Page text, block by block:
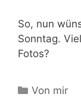
So, nun
Sonntag.
Fotos?
Kategorien
Von mir